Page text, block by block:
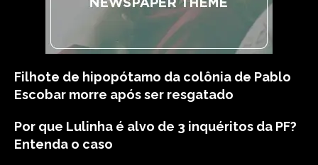
Filhote de hipopótamo da colônia de Pablo
Escobar morre após ser resgatado
Por que Lulinha é alvo de 3 inquéritos da PF?
Entenda o caso